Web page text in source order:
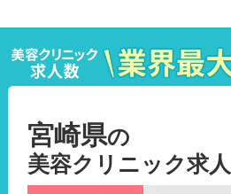
宮崎県の
美容クリニック求人